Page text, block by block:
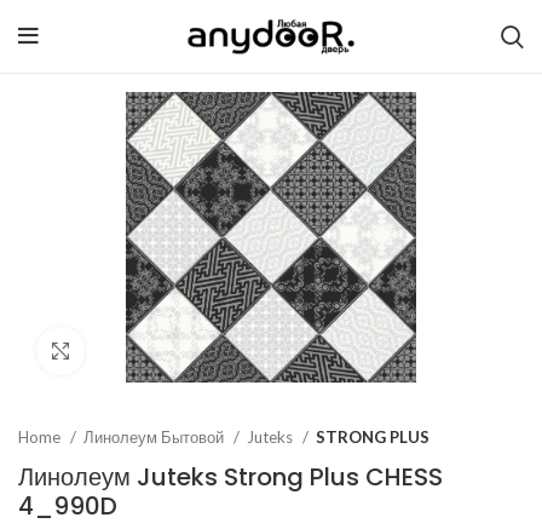
Click to enlarge
Home Линолеум Бытовой Juteks STRONG PLUS
Линолеум Juteks Strong Plus CHESS
4_990D